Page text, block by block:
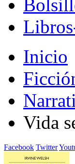
Inicio
Vida
Facebook Twitter